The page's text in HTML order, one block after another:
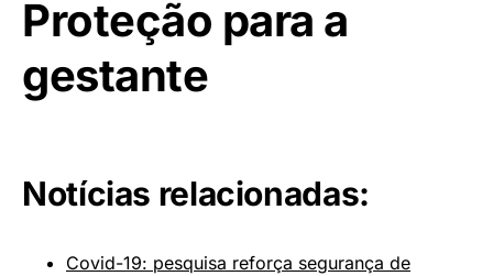
Proteção para a
gestante
Notícias relacionadas:
Covid-19: pesquisa reforça segurança de